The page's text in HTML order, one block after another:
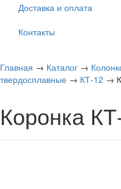
Доставка и оплата
Контакты
Главная → Каталог →
твердосплавные → КТ-12 →
Коронка